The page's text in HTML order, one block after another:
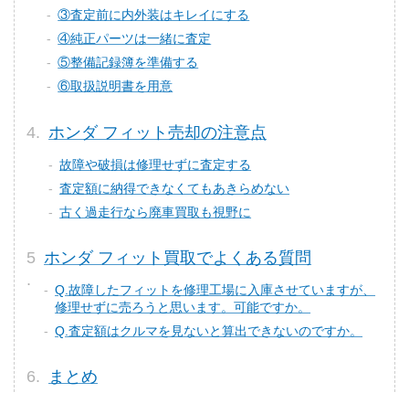
③査定前に内外装はキレイにする
④純正パーツは一緒に査定
⑤整備記録簿を準備する
⑥取扱説明書を用意
ホンダ フィット売却の注意点
故障や破損は修理せずに査定する
査定額に納得できなくてもあきらめない
古く過走行なら廃車買取も視野に
ホンダ フィット買取でよくある質問
Q.故障したフィットを修理工場に入庫させていますが、
修理せずに売ろうと思います。可能ですか。
Q.査定額はクルマを見ないと算出できないのですか。
まとめ